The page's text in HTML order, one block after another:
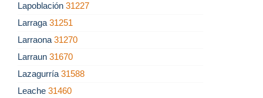
Lapoblación 31227
Larraga 31251
Larraona 31270
Larraun 31670
Lazagurría 31588
Leache 31460